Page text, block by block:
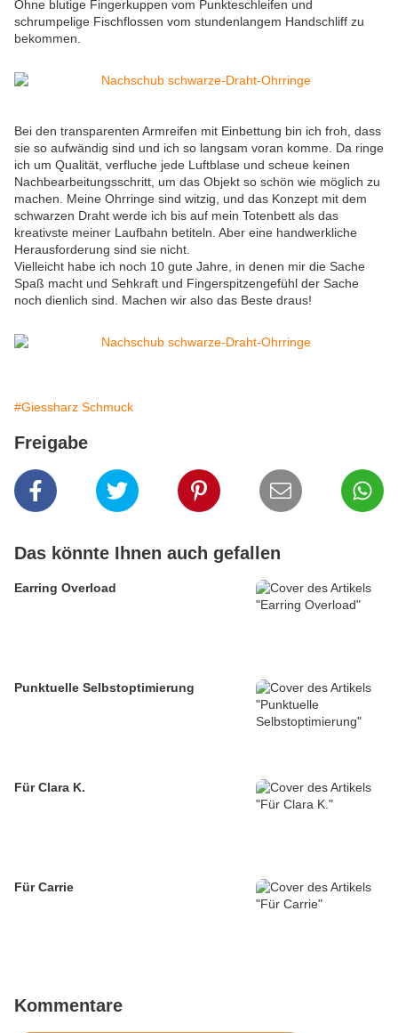
Ohne blutige Fingerkuppen vom Punkteschleifen und
schrumpelige Fischflossen vom stundenlangem Handschliff zu
bekommen.
Bei den transparenten Armreifen mit Einbettung bin ich froh, dass
sie so aufwändig sind und ich so langsam voran komme. Da ringe
ich um Qualität, verfluche jede Luftblase und scheue keinen
Nachbearbeitungsschritt, um das Objekt so schön wie möglich zu
machen. Meine Ohrringe sind witzig, und das Konzept mit dem
schwarzen Draht werde ich bis auf mein Totenbett als das
kreativste meiner Laufbahn betiteln. Aber eine handwerkliche
Herausforderung sind sie nicht.
Vielleicht habe ich noch 10 gute Jahre, in denen mir die Sache
Spaß macht und Sehkraft und Fingerspitzengefühl der Sache
noch dienlich sind. Machen wir also das Beste draus!
#Giessharz Schmuck
Freigabe
Das könnte Ihnen auch gefallen
Earring Overload
Punktuelle Selbstoptimierung
Für Clara K.
Für Carrie
Kommentare